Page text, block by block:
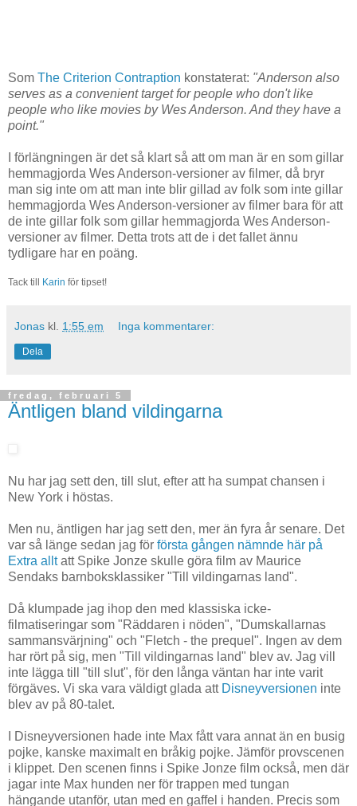
Som The Criterion Contraption konstaterat: "Anderson also
serves as a convenient target for people who don't like
people who like movies by Wes Anderson. And they have a
point."
I förlängningen är det så klart så att om man är en som gillar
hemmagjorda Wes Anderson-versioner av filmer, då bryr
man sig inte om att man inte blir gillad av folk som inte gillar
hemmagjorda Wes Anderson-versioner av filmer bara för att
de inte gillar folk som gillar hemmagjorda Wes Anderson-
versioner av filmer. Detta trots att de i det fallet ännu
tydligare har en poäng.
Tack till Karin för tipset!
Jonas kl. 1:55 em Inga kommentarer:
Dela
fredag, februari 5
Äntligen bland vildingarna
Nu har jag sett den, till slut, efter att ha sumpat chansen i
New York i höstas.
Men nu, äntligen har jag sett den, mer än fyra år senare. Det
var så länge sedan jag för första gången nämnde här på
Extra alltatt Spike Jonze skulle göra film av Maurice
Sendaks barnboksklassiker "Till vildingarnas land".
Då klumpade jag ihop den med klassiska icke-
filmatiseringar som "Räddaren i nöden", "Dumskallarnas
sammansvärjning" och "Fletch - the prequel". Ingen av dem
har rört på sig, men "Till vildingarnas land" blev av. Jag vill
inte lägga till "till slut", för den långa väntan har inte varit
förgäves. Vi ska vara väldigt glada att Disneyversionen inte
blev av på 80-talet.
I Disneyversionen hade inte Max fått vara annat än en busig
pojke, kanske maximalt en bråkig pojke. Jämför provscenen
i klippet. Den scenen finns i Spike Jonze film också, men där
jagar inte Max hunden ner för trappen med tungan
hängande utanför, utan med en gaffel i handen. Precis som